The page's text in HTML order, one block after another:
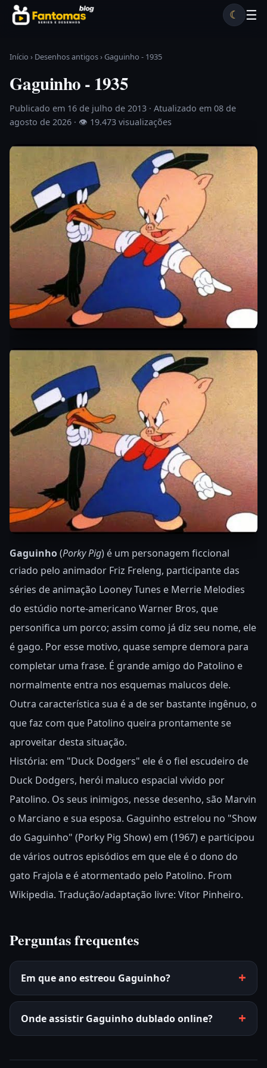
Pular para o conteúdo
☰
☾
Início › Desenhos antigos›Gaguinho - 1935
Gaguinho - 1935
Publicado em 16 de julho de 2013 · Atualizado em 08 de
agosto de 2026 · 👁 19.473 visualizações
Gaguinho(Porky Pig) é um personagem ficcional
criado pelo animador Friz Freleng, participante das
séries de animação Looney Tunes e Merrie Melodies
do estúdio norte-americano Warner Bros, que
personifica um porco; assim como já diz seu nome, ele
é gago. Por esse motivo, quase sempre demora para
completar uma frase. É grande amigo do Patolino e
normalmente entra nos esquemas malucos dele.
Outra característica sua é a de ser bastante ingênuo, o
que faz com que Patolino queira prontamente se
aproveitar desta situação.
História: em "Duck Dodgers" ele é o fiel escudeiro de
Duck Dodgers, herói maluco espacial vivido por
Patolino. Os seus inimigos, nesse desenho, são Marvin
o Marciano e sua esposa. Gaguinho estrelou no "Show
do Gaguinho" (Porky Pig Show) em (1967) e participou
de vários outros episódios em que ele é o dono do
gato Frajola e é atormentado pelo Patolino. From
Wikipedia. Tradução/adaptação livre: Vitor Pinheiro.
Perguntas frequentes
Em que ano estreou Gaguinho?
Onde assistir Gaguinho dublado online?